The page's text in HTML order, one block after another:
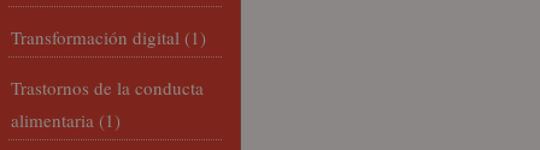
Transformación digital (1)
Trastornos de la conducta
alimentaria (1)